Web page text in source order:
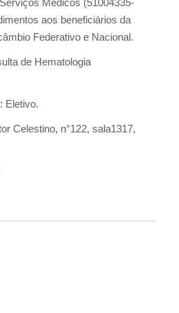
Médicos (51004335-
aos beneficiários da
Federativo e Nacional.
de Hematologia
Eletivo.
Celestino, n°122, sala1317,